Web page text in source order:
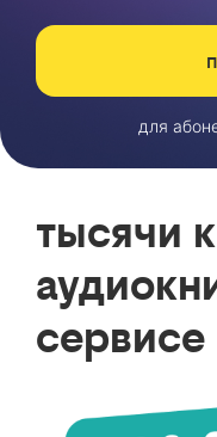
для
тысячи
сервисе